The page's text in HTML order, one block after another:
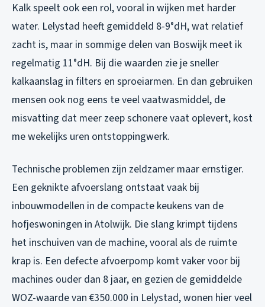
Kalk speelt ook een rol, vooral in wijken met harder
water. Lelystad heeft gemiddeld 8-9°dH, wat relatief
zacht is, maar in sommige delen van Boswijk meet ik
regelmatig 11°dH. Bij die waarden zie je sneller
kalkaanslag in filters en sproeiarmen. En dan gebruiken
mensen ook nog eens te veel vaatwasmiddel, de
misvatting dat meer zeep schonere vaat oplevert, kost
me wekelijks uren ontstoppingwerk.
Technische problemen zijn zeldzamer maar ernstiger.
Een geknikte afvoerslang ontstaat vaak bij
inbouwmodellen in de compacte keukens van de
hofjeswoningen in Atolwijk. Die slang krimpt tijdens
het inschuiven van de machine, vooral als de ruimte
krap is. Een defecte afvoerpomp komt vaker voor bij
machines ouder dan 8 jaar, en gezien de gemiddelde
WOZ-waarde van €350.000 in Lelystad, wonen hier veel